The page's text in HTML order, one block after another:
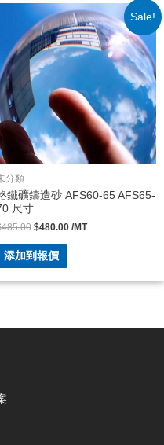
Sale!
分類
鐵礦鑄造砂 AFS60-65 AFS65-
尺寸
485.00 $480.00 /MT
添加到報價